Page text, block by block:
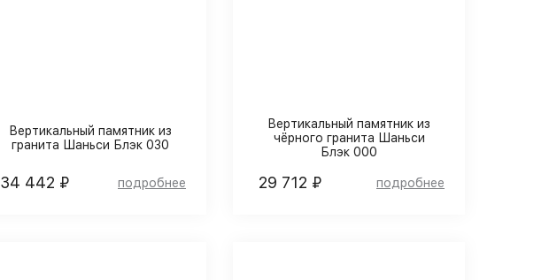
Вертикальный памятник из
гранита Шаньси Блэк 030
34 442 ₽
Вертикальный памятник из
чёрного гранита Шаньси
Блэк 000
29 712 ₽